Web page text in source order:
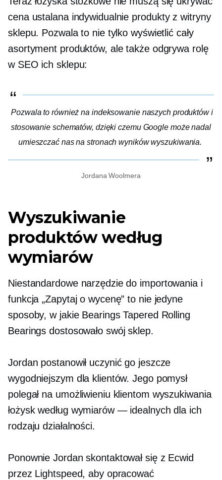
cena ustalana indywidualnie produkty z witryny
sklepu. Pozwala to nie tylko wyświetlić cały
asortyment produktów, ale także odgrywa rolę
w SEO ich sklepu:
Pozwala to również na indeksowanie naszych produktów i
stosowanie schematów, dzięki czemu Google może nadal
umieszczać nas na stronach wyników wyszukiwania.
Jordana Woolmera
Wyszukiwanie
produktów według
wymiarów
Niestandardowe narzędzie do importowania i
funkcja „Zapytaj o wycenę” to nie jedyne
sposoby, w jakie Bearings Tapered Rolling
Bearings dostosowało swój sklep.
Jordan postanowił uczynić go jeszcze
wygodniejszym dla klientów. Jego pomysł
polegał na umożliwieniu klientom wyszukiwania
łożysk według wymiarów — idealnych dla ich
rodzaju działalności.
Ponownie Jordan skontaktował się z Ecwid
przez Lightspeed, aby opracować